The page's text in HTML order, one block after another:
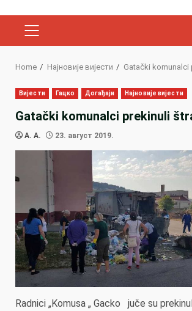
PRIMARY
Home Најновије вијести Gatački komunalci
Вијести Гацко Догађаји Најновије вијести
Gatački komunalci prekinuli
A. A. 23. август 2019.
Radnici „Komusa „ Gacko juče su